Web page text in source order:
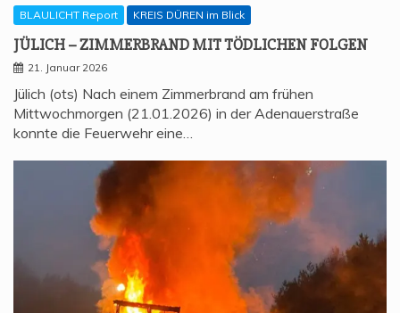
BLAULICHT Report KREIS DÜREN im Blick
JÜLICH – ZIM­MER­BRAND MIT TÖD­LI­CHEN FOLGEN
21. Januar 2026
Jülich (ots) Nach einem Zimmerbrand am frühen
Mittwochmorgen (21.01.2026) in der Adenauerstraße
konnte die Feuerwehr eine…